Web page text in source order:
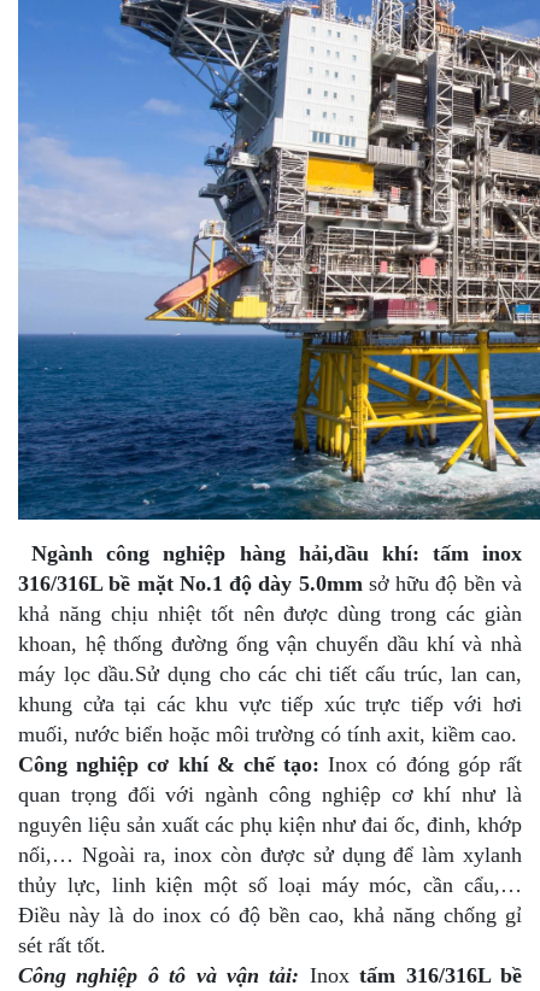
Ngành công nghiệp hàng hải,dầu khí: tấm inox
316/316L bề mặt No.1 độ dày 5.0mm sở hữu độ bền và
khả năng chịu nhiệt tốt nên được dùng trong các giàn
khoan, hệ thống đường ống vận chuyển dầu khí và nhà
máy lọc dầu.Sử dụng cho các chi tiết cấu trúc, lan can,
khung cửa tại các khu vực tiếp xúc trực tiếp với hơi
muối, nước biển hoặc môi trường có tính axit, kiềm cao.
Công nghiệp cơ khí & chế tạo: Inox có đóng góp rất
quan trọng đối với ngành công nghiệp cơ khí như là
nguyên liệu sản xuất các phụ kiện như đai ốc, đinh, khớp
nối,… Ngoài ra, inox còn được sử dụng để làm xylanh
thủy lực, linh kiện một số loại máy móc, cần cẩu,…
Điều này là do inox có độ bền cao, khả năng chống gỉ
sét rất tốt.
Công nghiệp ô tô và vận tải: Inoxtấm 316/316L bề